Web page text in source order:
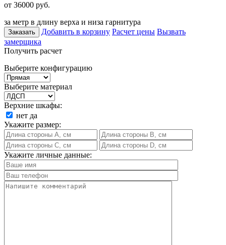
от 36000 руб.
за метр в длину верха и низа гарнитура
Заказать Добавить в корзину Расчет цены Вызвать
замерщика
Получить расчет
Выберите конфигурацию
Выберите материал
Верхние шкафы:
нет да
Укажите размер:
Укажите личные данные: